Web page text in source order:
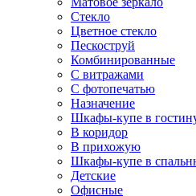
Стекло
Цветное стекло
Пескоструй
Комбинированные
С витражами
С фотопечатью
Назначение
Шкафы-купе в
В коридор
В прихожую
Шкафы-купе в
Детские
Офисные